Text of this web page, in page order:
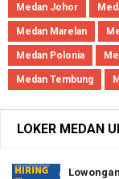
Medan Johor
Medan Marelan
Medan Polonia
Medan Tembung
LOKER MEDAN